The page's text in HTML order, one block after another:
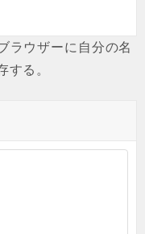
ラウザーに自分の名
する。